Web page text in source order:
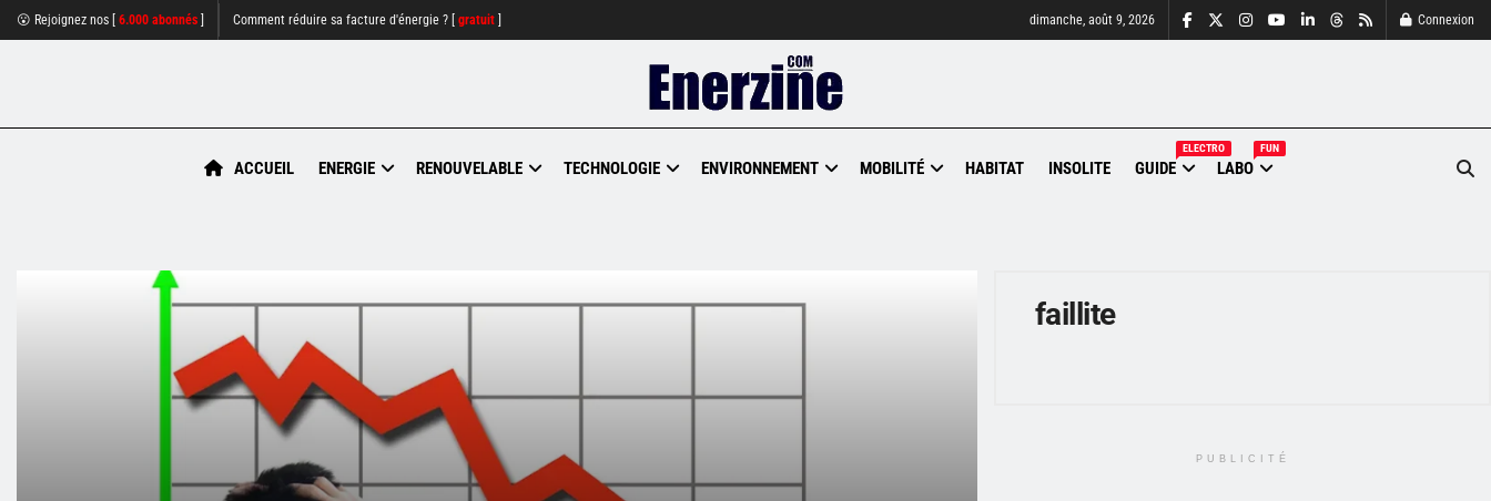
😮 Rejoignez nos [ 6.000 abonnés Comment réduire sa facture d'énergie ? [ gratuit dimanche, août 9, 2026 Connexion
ACCUEIL ENERGIE RENOUVELABLE TECHNOLOGIE ENVIRONNEMENT MOBILITÉ HABITAT INSOLITE GUIDE
ELECTRO
LABO
FUN
faillite
PUBLICITÉ